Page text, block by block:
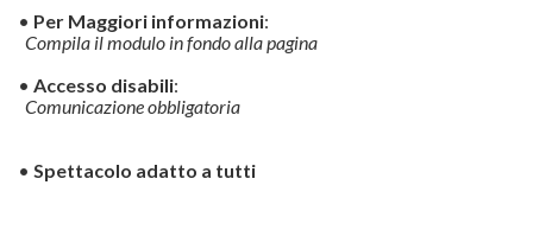
• Per Maggiori informazioni:
Compila il modulo in fondo alla pagina
• Accesso disabili:
Comunicazione obbligatoria
• Spettacolo adatto a tutti